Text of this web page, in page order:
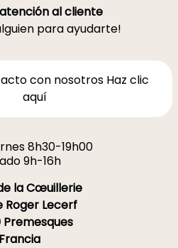
al cliente
para ayudarte!
con nosotros Haz clic
aquí
8h30-19h00
9h-16h
la Cœuillerie
Roger Lecerf
Premesques
Francia